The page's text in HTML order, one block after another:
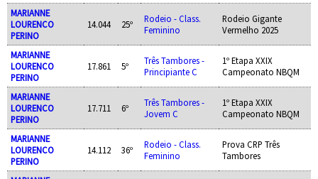
MARIANNE
LOURENCO
PERINO
14.044 25º
Rodeio - Class.
Feminino
Rodeio Gigante
Vermelho 2025
MARIANNE
LOURENCO
PERINO
17.861 5º
Três Tambores -
Principiante C
1º Etapa XXIX
Campeonato NBQM
MARIANNE
LOURENCO
PERINO
17.711 6º
Três Tambores -
Jovem C
1º Etapa XXIX
Campeonato NBQM
MARIANNE
LOURENCO
PERINO
14.112 36º
Rodeio - Class.
Feminino
Prova CRP Três
Tambores